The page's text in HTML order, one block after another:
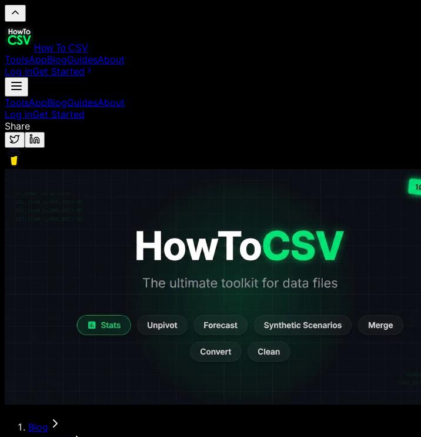
How To CSV
ToolsAppBlogGuidesAbout
Log inGet Started
ToolsAppBlogGuidesAbout
Log inGet Started
Share
Blog